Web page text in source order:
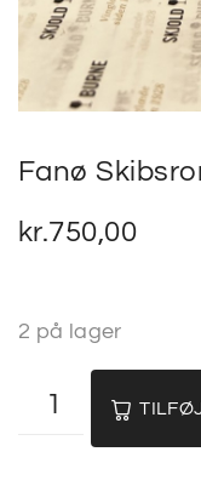
Fanø
kr.750,00
2 på lager